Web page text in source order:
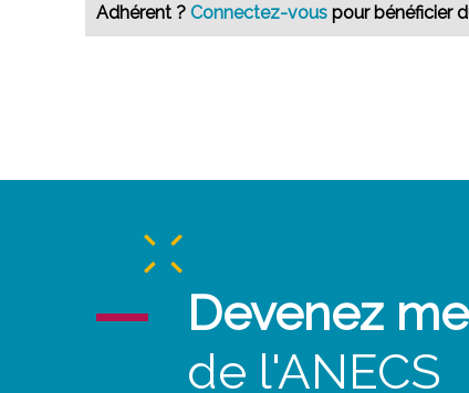
Adhérent ? Connectez-vous pour bénéficier
Devenez
de l'ANECS